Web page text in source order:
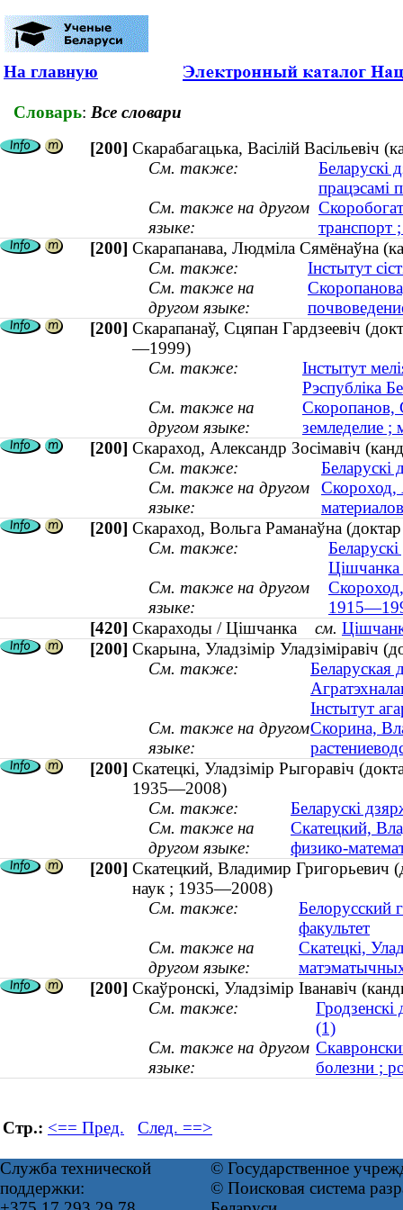
На главную
Словарь: Все словари
[200] Скарабагацька, Васілій
См. также:
Беларускі
працэсамі
См. также на другом
языке:
[200] Скарапанава, Людміла Сямёнаўна
См. также:
Інстытут
См. также на
другом языке:
[200] Скарапанаў, Сцяпан Гардзеевіч
—1999)
См. также:
Інстытут
Рэспубліка
См. также на
другом языке:
Скоропанов,
земледелие
[200] Скараход, Александр Зосімавіч
См. также:
Беларускі
См. также на другом
языке:
Скороход,
[200] Скараход, Вольга Раманаўна
См. также:
См. также на другом
языке:
[420] Скараходы / Цішчанка см.
[200] Скарына, Уладзімір Уладзіміравіч
См. также:
Беларуская
Інстытут
См. также на другом
языке:
Скорина,
[200] Скатецкі, Уладзімір Рыгоравіч
1935—2008)
См. также:
Беларускі
См. также на
другом языке:
Скатецкий,
физико-
[200] Скатецкий, Владимир Григорьевич
наук ; 1935—2008)
См. также:
Белорусский
факультет
См. также на
другом языке:
Скатецкі,
[200] Скаўронскі, Уладзімір Іванавіч
См. также:
(1)
См. также на другом
языке:
болезни ;
Стр.: <== Пред. След. ==>
Служба технической
поддержки:
© Государственное
© Поисковая система